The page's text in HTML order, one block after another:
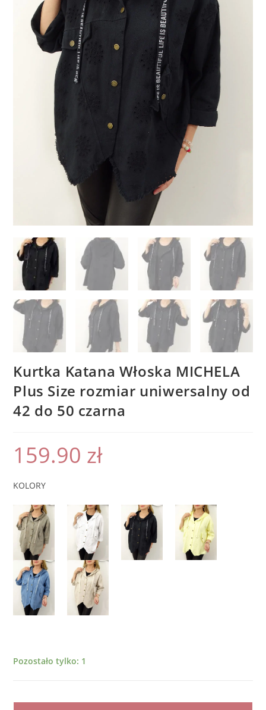
Kurtka Katana Włoska MICHELA
Plus Size rozmiar uniwersalny od
42 do 50 czarna
159.90 zł
KOLORY
Pozostało tylko: 1